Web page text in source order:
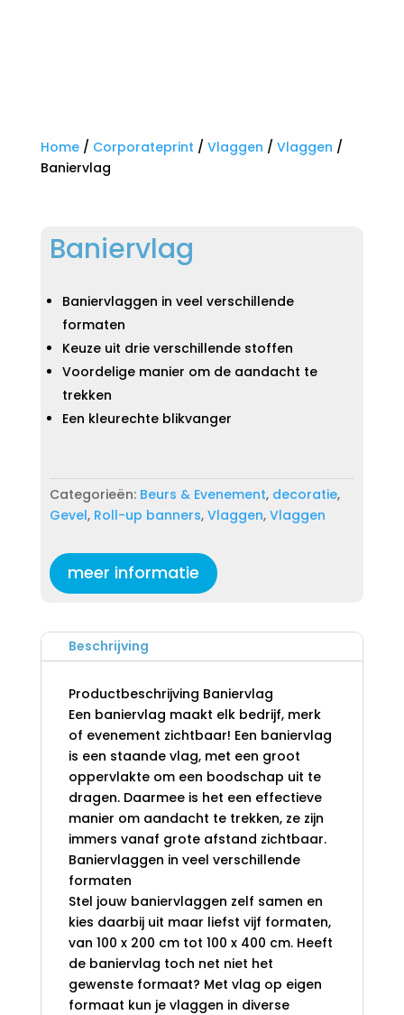
Home/ Corporateprint / Vlaggen / Vlaggen /
Baniervlag
Baniervlag
Baniervlaggen in veel verschillende
formaten
Keuze uit drie verschillende stoffen
Voordelige manier om de aandacht te
trekken
Een kleurechte blikvanger
Categorieën: Beurs & Evenement, decoratie,
Gevel, Roll-up banners, Vlaggen, Vlaggen
meer informatie
Beschrijving
Productbeschrijving Baniervlag
Een baniervlag maakt elk bedrijf, merk
of evenement zichtbaar! Een baniervlag
is een staande vlag, met een groot
oppervlakte om een boodschap uit te
dragen. Daarmee is het een effectieve
manier om aandacht te trekken, ze zijn
immers vanaf grote afstand zichtbaar.
Baniervlaggen in veel verschillende
formaten
Stel jouw baniervlaggen zelf samen en
kies daarbij uit maar liefst vijf formaten,
van 100 x 200 cm tot 100 x 400 cm. Heeft
de baniervlag toch net niet het
gewenste formaat? Met vlag op eigen
formaat kun je vlaggen in diverse